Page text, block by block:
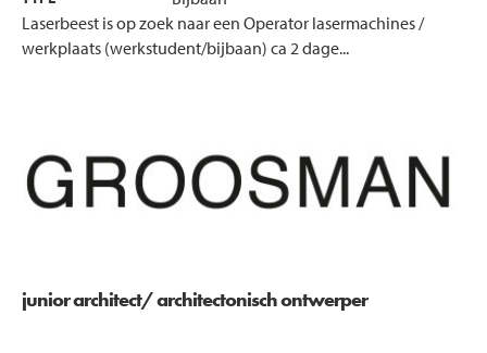
Laserbeest is op zoek naar een Operator lasermachines /
werkplaats (werkstudent/bijbaan) ca 2 dage...
junior architect/ architectonisch ontwerper